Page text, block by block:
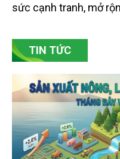
sức cạnh tranh, mở
Bắc Ninh, nhiều nghệ
chủ động đổi mới tư
TIN TỨC